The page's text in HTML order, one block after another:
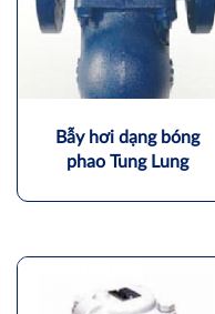
Bẫy hơi dạng bóng
phao Tung Lung